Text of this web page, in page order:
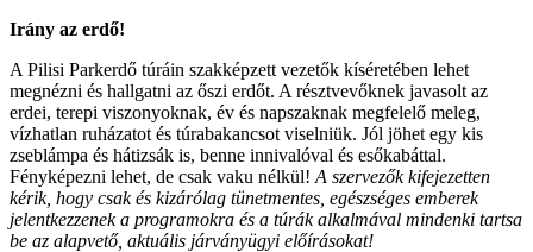
Irány az erdő!
A Pilisi Parkerdő túráin szakképzett vezetők kíséretében lehet
megnézni és hallgatni az őszi erdőt. A résztvevőknek javasolt az
erdei, terepi viszonyoknak, év és napszaknak megfelelő meleg,
vízhatlan ruházatot és túrabakancsot viselniük. Jól jöhet egy kis
zseblámpa és hátizsák is, benne innivalóval és esőkabáttal.
Fényképezni lehet, de csak vaku nélkül! A szervezők kifejezetten
kérik, hogy csak és kizárólag tünetmentes, egészséges emberek
jelentkezzenek a programokra és a túrák alkalmával mindenki tartsa
be az alapvető, aktuális járványügyi előírásokat!